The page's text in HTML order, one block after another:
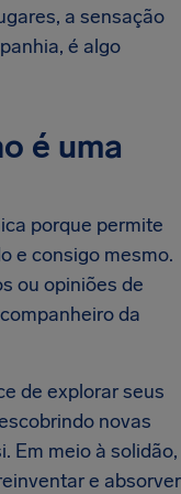
a sensação
é algo
é uma
porque permite
e consigo mesmo.
ou opiniões de
da
de explorar seus
novas
Em meio à solidão,
e absorver